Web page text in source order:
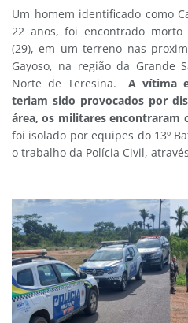
Um homem identificado como
22 anos, foi encontrado
(29), em um terreno nas
Gayoso, na região da Grande
Norte de Teresina.A vítima
teriam sido provocados por
área, os militares encontraram
foi isolado por equipes do 13º
o trabalho da Polícia Civil,